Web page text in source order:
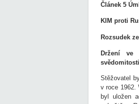
Článek 5
KIM proti
Rozsudek
Držení ve
Stěžovatel
v roce 1962.
byl uložen